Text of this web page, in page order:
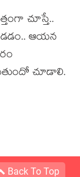
చూస్తే..
ఆయ‌న
చూడాలి.
Back To Top